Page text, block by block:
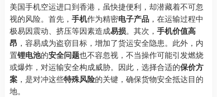
美国手机空运进口到香港，虽快捷便利，却潜藏着不可忽
视的风险。首先， 手机作为精密电子产品 ，在运输过程中
极易因震动、挤压等因素造成易损。其次， 手机价值高
昂 ，容易成为盗窃目标，增加了货运安全隐患。此外，内
置锂电池的安全问题也不容忽视，不当操作可能引发燃烧
或爆炸，对运输安全构成威胁。因此，选择合适的保价方
案 ，是对冲这些特殊风险的关键，确保货物安全抵达目的
地。